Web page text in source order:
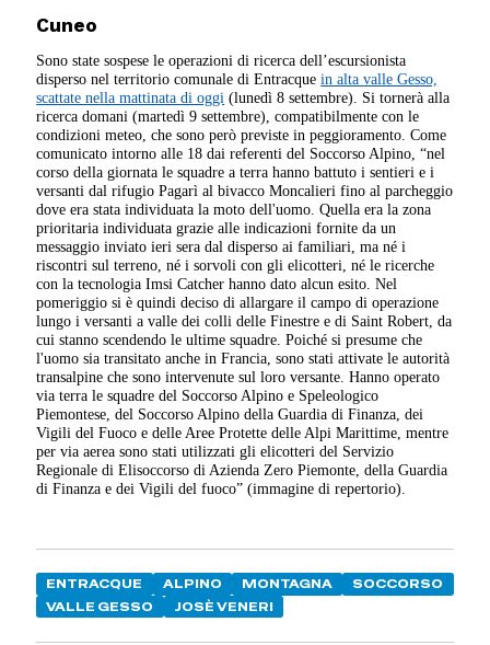
Cuneo
Sono state sospese le operazioni di ricerca dell’escursionista
disperso nel territorio comunale di Entracquein alta valle Gesso,
scattate nella mattinata di oggi (lunedì 8 settembre). Si tornerà alla
ricerca domani (martedì 9 settembre), compatibilmente con le
condizioni meteo, che sono però previste in peggioramento. Come
comunicato intorno alle 18 dai referenti del Soccorso Alpino, “nel
corso della giornata le squadre a terra hanno battuto i sentieri e i
versanti dal rifugio Pagarì al bivacco Moncalieri fino al parcheggio
dove era stata individuata la moto dell'uomo. Quella era la zona
prioritaria individuata grazie alle indicazioni fornite da un
messaggio inviato ieri sera dal disperso ai familiari, ma né i
riscontri sul terreno, né i sorvoli con gli elicotteri, né le ricerche
con la tecnologia Imsi Catcher hanno dato alcun esito. Nel
pomeriggio si è quindi deciso di allargare il campo di operazione
lungo i versanti a valle dei colli delle Finestre e di Saint Robert, da
cui stanno scendendo le ultime squadre. Poiché si presume che
l'uomo sia transitato anche in Francia, sono stati attivate le autorità
transalpine che sono intervenute sul loro versante. Hanno operato
via terra le squadre del Soccorso Alpino e Speleologico
Piemontese, del Soccorso Alpino della Guardia di Finanza, dei
Vigili del Fuoco e delle Aree Protette delle Alpi Marittime, mentre
per via aerea sono stati utilizzati gli elicotteri del Servizio
Regionale di Elisoccorso di Azienda Zero Piemonte, della Guardia
di Finanza e dei Vigili del fuoco” (immagine di repertorio).
ENTRACQUE ALPINO MONTAGNA
SOCCORSO
VALLE GESSO
JOSÈ VENERI